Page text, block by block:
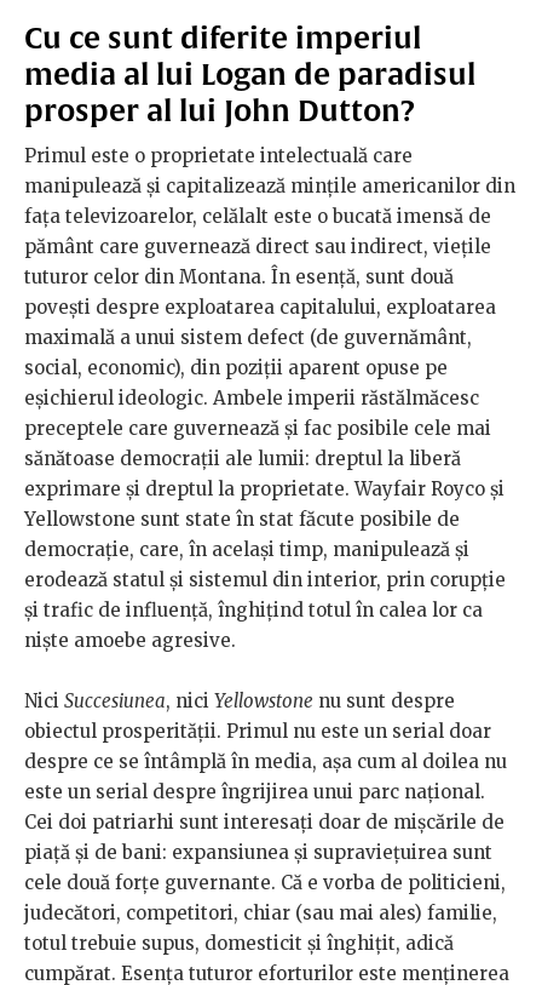
Cu ce sunt diferite imperiul
media al lui Logan de paradisul
prosper al lui John Dutton?
Primul este o proprietate intelectuală care
manipulează și capitalizează mințile americanilor din
fața televizoarelor, celălalt este o bucată imensă de
pământ care guvernează direct sau indirect, viețile
tuturor celor din Montana. În esență, sunt două
povești despre exploatarea capitalului, exploatarea
maximală a unui sistem defect (de guvernământ,
social, economic), din poziții aparent opuse pe
eșichierul ideologic. Ambele imperii răstălmăcesc
preceptele care guvernează și fac posibile cele mai
sănătoase democrații ale lumii: dreptul la liberă
exprimare și dreptul la proprietate. Wayfair Royco și
Yellowstone sunt state în stat făcute posibile de
democrație, care, în același timp, manipulează și
erodează statul și sistemul din interior, prin corupție
și trafic de influență, înghițind totul în calea lor ca
niște amoebe agresive.
Nici Succesiunea, nici Yellowstone nu sunt despre
obiectul prosperității. Primul nu este un serial doar
despre ce se întâmplă în media, așa cum al doilea nu
este un serial despre îngrijirea unui parc național.
Cei doi patriarhi sunt interesați doar de mișcările de
piață și de bani: expansiunea și supraviețuirea sunt
cele două forțe guvernante. Că e vorba de politicieni,
judecători, competitori, chiar (sau mai ales) familie,
totul trebuie supus, domesticit și înghițit, adică
cumpărat. Esența tuturor eforturilor este menținerea